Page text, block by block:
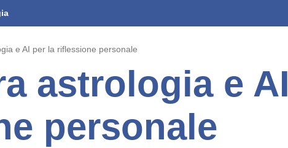
e AI per la riflessione personale
astrologia e AI
personale